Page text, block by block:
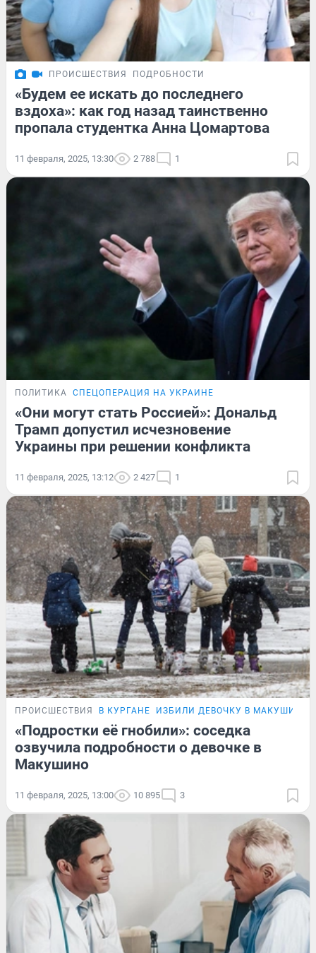
ПРОИСШЕСТВИЯ ПОДРОБНОСТИ
«Будем ее искать до последнего
вздоха»: как год назад таинственно
пропала студентка Анна Цомартова
11 февраля, 2025, 13:30 2 788 1
ПОЛИТИКА СПЕЦОПЕРАЦИЯ НА УКРАИНЕ
«Они могут стать Россией»: Дональд
Трамп допустил исчезновение
Украины при решении конфликта
11 февраля, 2025, 13:12 2 427 1
ПРОИСШЕСТВИЯ В КУРГАНЕ ИЗБИЛИ ДЕВОЧКУ В МАКУШИНО
«Подростки её гнобили»: соседка
озвучила подробности о девочке в
Макушино
11 февраля, 2025, 13:00 10 895 3